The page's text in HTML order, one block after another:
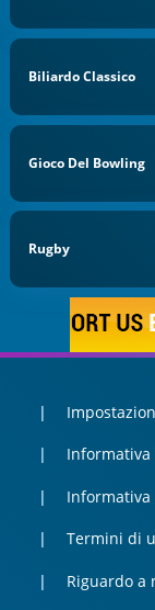
Biliardo Classico
Gioco Del Bowling
Rugby
Informativa
Informativa
Termini di
Riguardo a